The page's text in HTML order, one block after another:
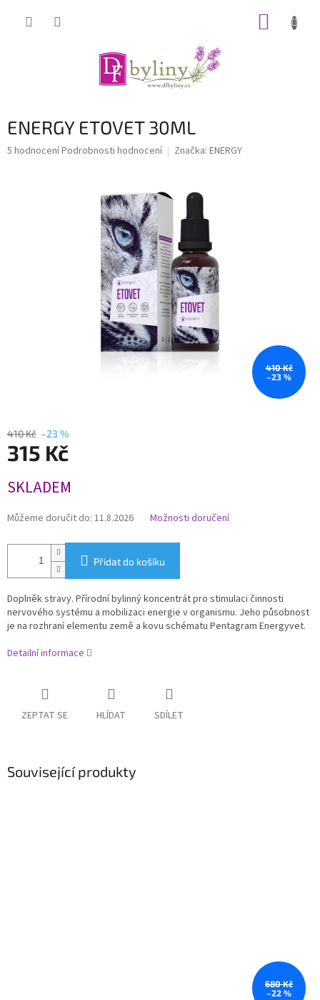
ENERGY ETOVET 30ML
Průměrné
5 hodnoceníPodrobnosti hodnocení Značka: ENERGY
410 Kč
–23 %
410 Kč –23 %
315 Kč
cena:
SKLADEM
Můžeme doručit do: 11.8.2026 Možnosti doručení
Přidat do košíku
Doplněk stravy. Přírodní bylinný koncentrát pro stimulaci činnosti
nervového systému a mobilizaci energie v organismu. Jeho působnost
je na rozhraní elementu země a kovu schématu Pentagram Energyvet.
Detailní informace
ZEPTAT SE HLÍDAT SDÍLET
Související produkty
680 Kč
–22 %